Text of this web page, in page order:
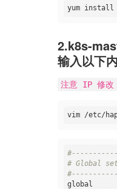
2.k8s-
输入以下
注意 IP 修改
# Global
global